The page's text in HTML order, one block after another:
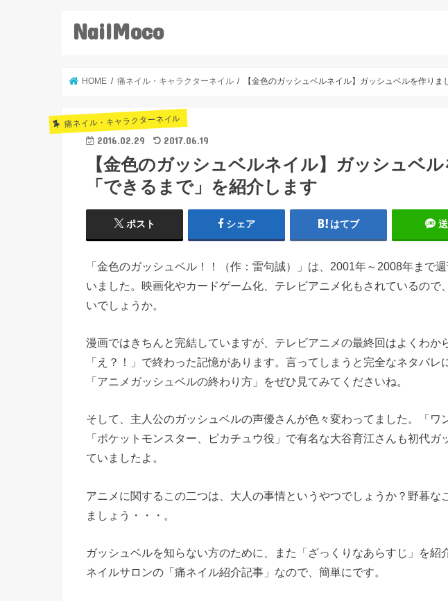
NailMoco
HOME 痛ネイル・キャラクターネイル 【金色のガッシュベルネイル】ガッシュベルを作り
痛ネイル・キャラクターネイル
2016.02.29 2017.06.19
【金色のガッシュベルネイル】ガッシュベル
「できるまで」を紹介します
ポスト シェア はてブ
「金色のガッシュベル！！（作：雷句誠）」は、2001年～2008年まで
いました。映画化やカードゲーム化、テレビアニメ化もされているので
いでしょうか。
漫画ではきちんと完結していますが、テレビアニメの最終回はよくわか
「え？！」で終わった記憶があります。言ってしまうと完全なネタバレ
「アニメガッシュベルの終わり方」をぜひ見てみてくださいね。
そして、主人公のガッシュベルの声優さんが色々変わってました。「ワ
「ポケットモンスター、ピカチュウ役」で有名な大谷育江さんも初代ガ
ていましたよ。
アニメに関するこの二つは、大人の事情というやつでしょうか？野暮な
ましょう・・・。
ガッシュベルを知らない方のために、また「ざっくりなあらすじ」を紹
ネイルサロンの「痛ネイル紹介記事」なので、簡単にです。